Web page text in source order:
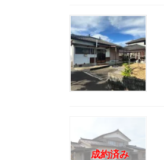
成約済み